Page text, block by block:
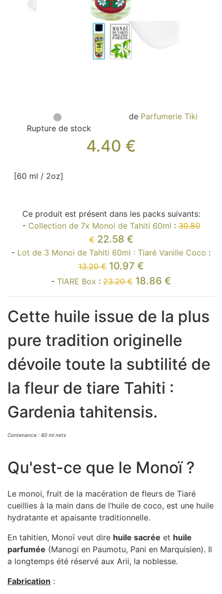
Sacs, Bijoux et Accessoires (33)
Retour et remboursement
Nous contacter
Rupture de stock
de Parfumerie Tiki
4.40 €
[60 ml / 2oz]
Ce produit est présent dans les packs suivants:
- Collection de 7x Monoi de Tahiti 60ml :30.80
€ 22.58 €
- Lot de 3 Monoi de Tahiti 60ml : Tiaré Vanille Coco :
13.20 € 10.97 €
- TIARE Box : 23.20 € 18.86 €
Cette huile issue de la plus
pure tradition originelle
dévoile toute la subtilité de
la fleur de tiare Tahiti :
Gardenia tahitensis.
Contenance : 60 ml nets
Qu'est-ce que le Monoï ?
Le monoi, fruit de la macération de fleurs de Tiaré
cueillies à la main dans de l’huile de coco, est une huile
hydratante et apaisante traditionnelle.
En tahitien, Monoï veut dire huile sacrée et huile
parfumée (Manogi en Paumotu, Pani en Marquisien). Il
a longtemps été réservé aux Arii, la noblesse.
Fabrication :